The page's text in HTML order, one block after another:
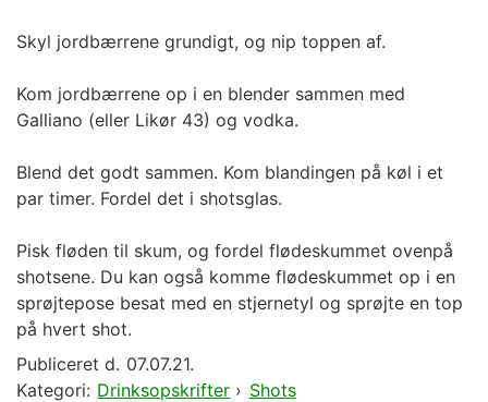
Skyl jordbærrene grundigt, og nip toppen af.
Kom jordbærrene op i en blender sammen med
Galliano (eller Likør 43) og vodka.
Blend det godt sammen. Kom blandingen på køl i et
par timer. Fordel det i shotsglas.
Pisk fløden til skum, og fordel flødeskummet ovenpå
shotsene. Du kan også komme flødeskummet op i en
sprøjtepose besat med en stjernetyl og sprøjte en top
på hvert shot.
Publiceret d. 07.07.21.
Kategori: Drinksopskrifter › Shots